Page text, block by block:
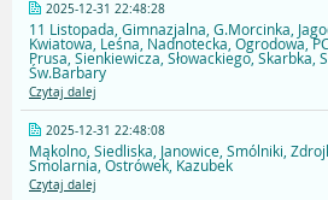
2025-12-31 22:48:28
11 Listopada, Gimnazjalna, G.Morcinka,
Kwiatowa, Leśna, Nadnotecka, Ogrodowa,
Prusa, Sienkiewicza, Słowackiego, Skarbka,
Św.Barbary
Czytaj dalej
2025-12-31 22:48:08
Mąkolno, Siedliska, Janowice, Smólniki,
Smolarnia, Ostrówek, Kazubek
Czytaj dalej